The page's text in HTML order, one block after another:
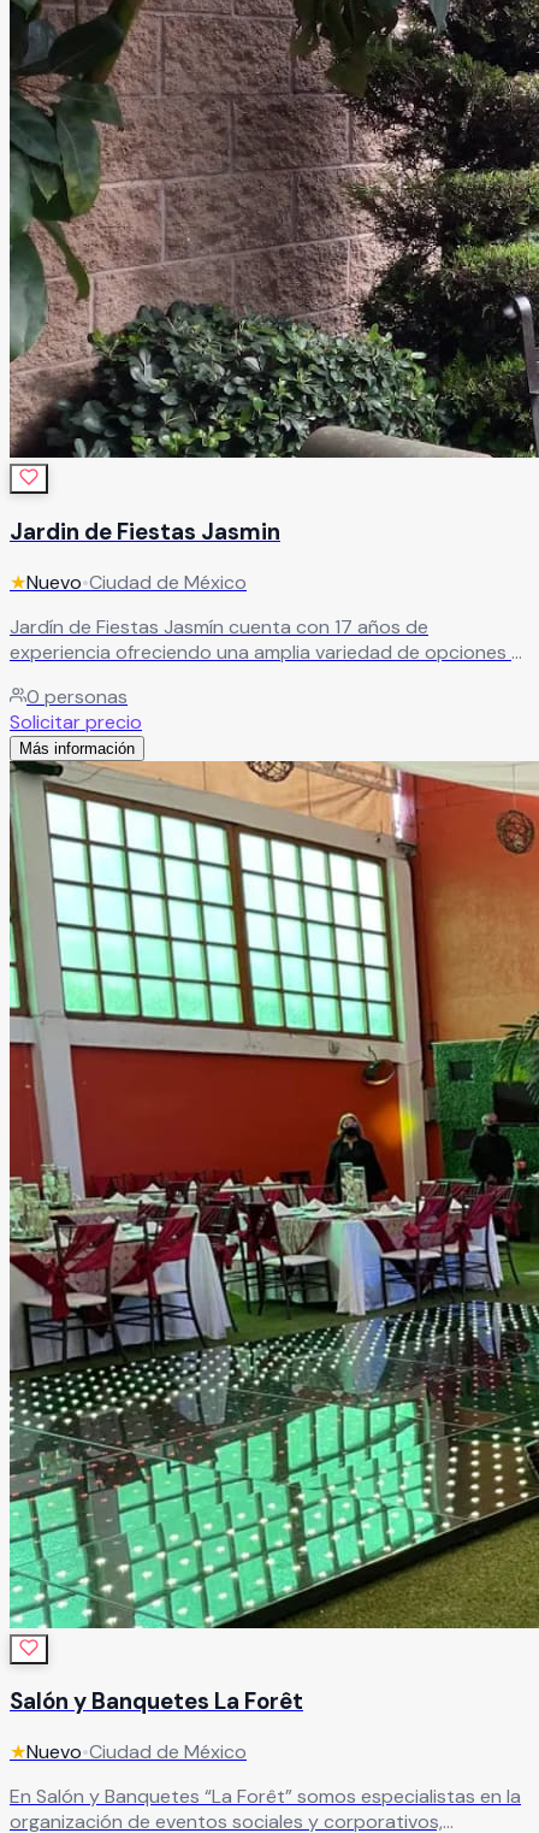
Jardin de Fiestas Jasmin
★Nuevo•Ciudad de México
Jardín de Fiestas Jasmín cuenta con 17 años de
experiencia ofreciendo una amplia variedad de opciones y
experiencias All Inclusive, adaptándose a cada tipo de
evento y presupuesto.
0 personas
Solicitar precio
Más información
Salón y Banquetes La Forêt
★Nuevo•Ciudad de México
En Salón y Banquetes “La Forêt” somos especialistas en la
organización de eventos sociales y corporativos,